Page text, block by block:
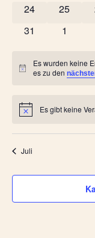
0
24 0
25
0
31 0
1
Hinweis
Es wurden keine
es zu den
HinweisEs gibt keine
Juli